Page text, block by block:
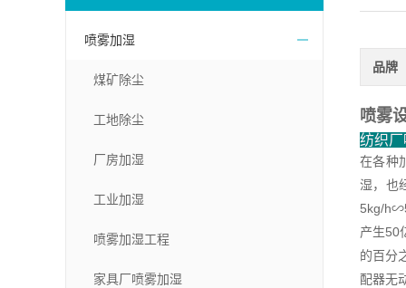
喷雾加湿
煤矿除尘
工地除尘
厂房加湿
工业加湿
喷雾加湿工程
家具厂喷雾加湿
品牌
喷雾
纺织
在各种
湿，也
5kg/
产生50
的百分
配器无